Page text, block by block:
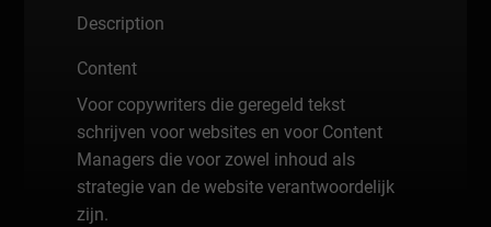
Description
Content
Voor copywriters die geregeld tekst
schrijven voor websites en voor Content
Managers die voor zowel inhoud als
strategie van de website verantwoordelijk
zijn.